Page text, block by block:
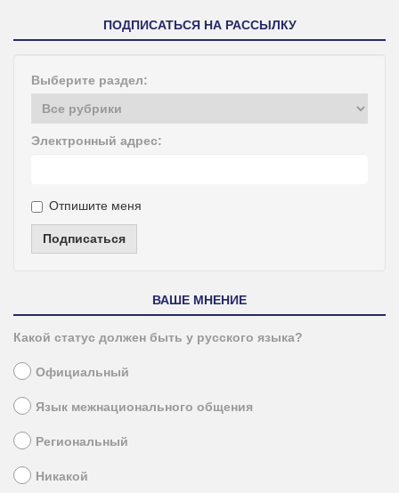
ПОДПИСАТЬСЯ НА РАССЫЛКУ
Выберите раздел:
Электронный адрес:
Отпишите меня
Подписаться
ВАШЕ МНЕНИЕ
Какой статус должен быть у русского языка?
Официальный
Язык межнационального общения
Региональный
Никакой